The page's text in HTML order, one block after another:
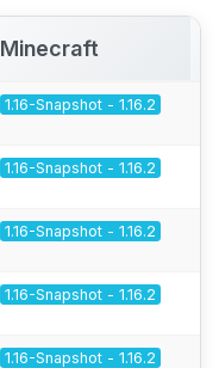
Minecraft
1.16-Snapshot - 1.16.2
1.16-Snapshot - 1.16.2
1.16-Snapshot - 1.16.2
1.16-Snapshot - 1.16.2
1.16-Snapshot - 1.16.2